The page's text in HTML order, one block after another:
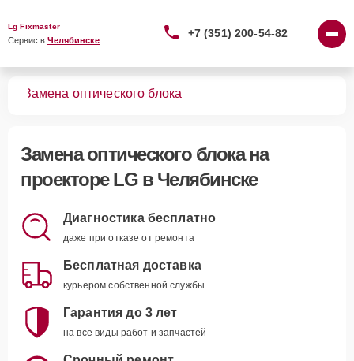
Lg Fixmaster
Сервис в Челябинске
+7 (351) 200-54-82
Замена оптического блока
Замена оптического блокана
проекторе LG в Челябинске
Диагностика бесплатно
даже при отказе от ремонта
Бесплатная доставка
курьером собственной службы
Гарантия до 3 лет
на все виды работ и запчастей